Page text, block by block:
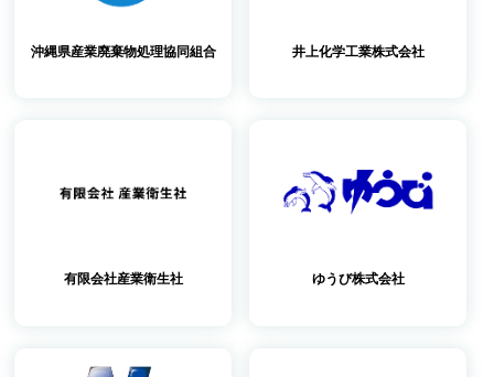
沖縄県産業廃棄物処理協同組合 井上化学工業株式会社
有限会社産業衛生社 ゆうび株式会社